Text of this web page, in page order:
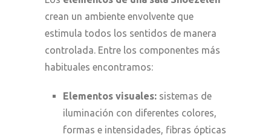
crean un ambiente envolvente que
estimula todos los sentidos de manera
controlada. Entre los componentes más
habituales encontramos:
Elementos visuales: sistemas de
iluminación con diferentes colores,
formas e intensidades, fibras ópticas